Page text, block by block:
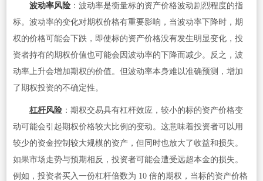
波动率风险：波动率是衡量标的资产价格波动剧烈程度的指
标。波动率的变化对期权价格有重要影响，当波动率下降时，期
权的价格可能会下跌，即使标的资产价格没有发生明显变化，投
资者持有的期权价值也可能会因波动率的下降而减少。反之，波
动率上升会增加期权的价值。但波动率本身难以准确预测，增加
了期权投资的不确定性。
杠杆风险：期权交易具有杠杆效应，较小的标的资产价格变
动可能会引起期权价格较大比例的变动。这意味着投资者可以用
较少的资金控制较大规模的资产，但同时也放大了收益和损失。
如果市场走势与预期相反，投资者可能会遭受远超本金的损失。
例如，投资者买入一份杠杆倍数为 10 倍的期权，当标的资产价格